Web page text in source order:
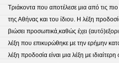
Τριάκοντα που αποτέλεσε μια από τις πιο
της Αθήνας και του ίδιου. Η λέξη
βιώσει προσωπικά,καθώς έχει
λέξη που επικυρώθηκε με την ερήμην
λέξη προδοσία είναι μια λέξη με